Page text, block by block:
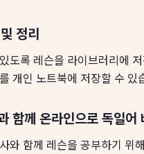
정리
도록 레슨을 라이브러리에
개인 노트북에 저장할 수 있
함께 온라인으로 독일어
와 함께 레슨을 공부하기 위